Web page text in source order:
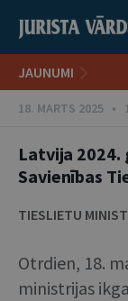
JAUNUMI
18. MARTS 2025 •
Latvija 2024.
Savienības
TIESLIETU
Otrdien, 18.
ministrijas